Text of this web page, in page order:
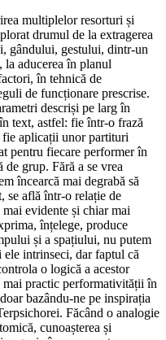
multiplelor resorturi și
drumul de la extragerea
gândului, gestului, dintr-un
aducerea în planul
în tehnică de
de funcționare prescrise.
descriși pe larg în
text, astfel: fie într-o frază
aplicații unor partituri
pentru fiecare performer în
grup. Fără a se vrea
încearcă mai degrabă să
se află într-o relație de
evidente și chiar mai
înțelege, produce
și a spațiului, nu putem
intrinseci, dar faptul că
o logică a acestor
mai practic performativității în
bazându-ne pe inspirația
Făcând o analogie
cunoașterea și